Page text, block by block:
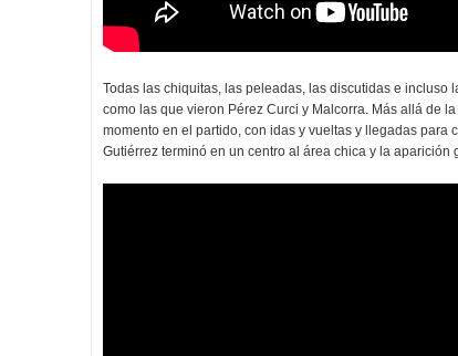
Todas las chiquitas, las peleadas, las discutidas e
como las que vieron Pérez Curci y Malcorra. Más allá de
momento en el partido, con idas y vueltas y llegadas
Gutiérrez terminó en un centro al área chica y la